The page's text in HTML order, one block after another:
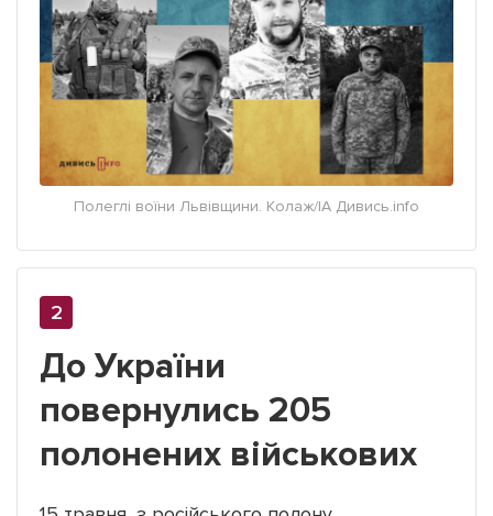
Полеглі воїни Львівщини. Колаж/ІА Дивись.info
До України
повернулись 205
полонених військових